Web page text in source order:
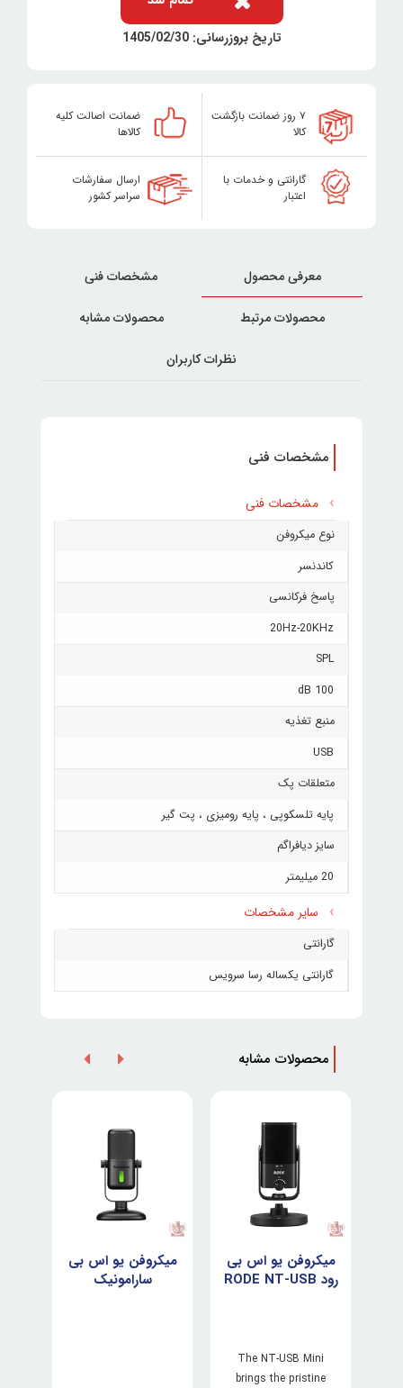
تاریخ بروزرسانی: 1405/02/30
۷ روز ضمانت بازگشت
کالا
ضمانت اصالت کلیه
کالاها
گارانتی و خدمات با
اعتبار
ارسال سفارشات
سراسر کشور
معرفی محصول مشخصات فنی
محصولات مرتبط محصولات مشابه
نظرات کاربران
مشخصات فنی
مشخصات فنی
نوع میکروفن
کاندنسر
پاسخ فرکانسی
20Hz-20KHz
SPL
100 dB
منبع تغذیه
USB
متعلقات پک
پایه تلسکوپی ، پایه رومیزی ، پت گیر
سایز دیافراگم
20 میلیمتر
سایر مشخصات
گارانتی
گارانتی یکساله رسا سرویس
محصولات مشابه
میکروفن یو اس بی
رود RODE NT-USB
The NT-USB Mini
brings the pristine
میکروفن یو اس بی
سارامونیک